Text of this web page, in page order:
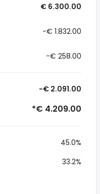
€ 6.300.00
-€ 1.832.00
-€ 258.00
-€ 2.091.00
*€ 4.209.00
45.0%
33.2%